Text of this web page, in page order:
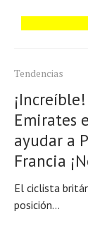
Tendencias
Emirates
ayudar a
Francia
El ciclista
posición...